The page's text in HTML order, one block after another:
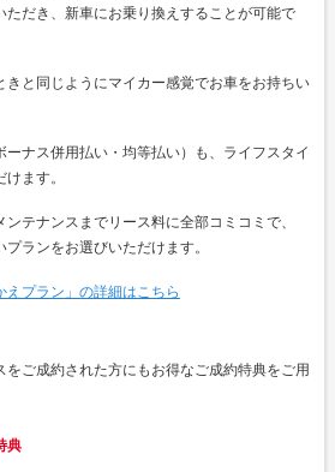
だき、新車にお乗り換えすることが可能で
きと同じようにマイカー感覚でお車をお持ちい
ナス併用払い・均等払い）も、ライフスタイ
ます。
テナンスまでリース料に全部コミコミで、
ランをお選びいただけます。
プラン」の詳細はこちら
ご成約された方にもお得なご成約特典をご用
典